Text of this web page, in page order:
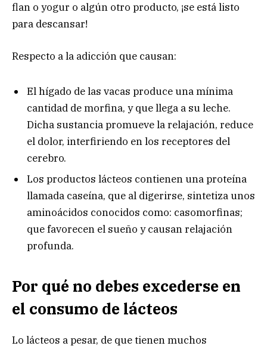
flan o yogur o algún otro producto, ¡se está listo
para descansar!
Respecto a la adicción que causan:
El hígado de las vacas produce una mínima
cantidad de morfina, y que llega a su leche.
Dicha sustancia promueve la relajación, reduce
el dolor, interfiriendo en los receptores del
cerebro.
Los productos lácteos contienen una proteína
llamada caseína, que al digerirse, sintetiza unos
aminoácidos conocidos como: casomorfinas;
que favorecen el sueño y causan relajación
profunda.
Por qué no debes excederse en
el consumo de lácteos
Lo lácteos a pesar, de que tienen muchos